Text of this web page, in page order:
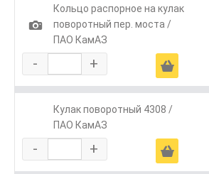
1
Кольцо распорное на кулак
поворотный пер. моста /
ПАО КамАЗ
- + Ä
Кулак поворотный 4308 /
ПАО КамАЗ
- + Ä